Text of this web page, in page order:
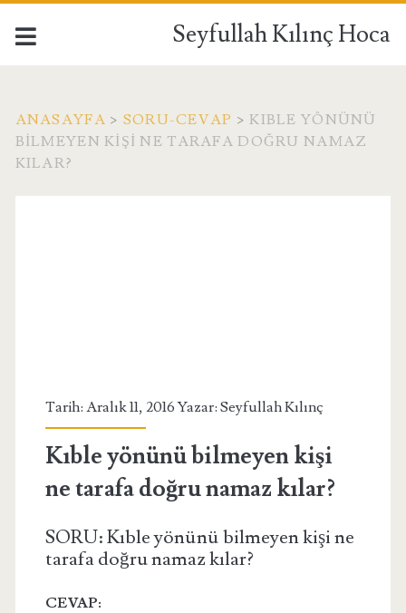
Seyfullah Kılınç Hoca
ANASAYFA > SORU-CEVAP > KIBLE YÖNÜNÜ
BILMEYEN KIŞI NE TARAFA DOĞRU NAMAZ
KILAR?
Tarih: Aralık 11, 2016 Yazar: Seyfullah Kılınç
Kıble yönünü bilmeyen kişi
ne tarafa doğru namaz kılar?
SORU: Kıble yönünü bilmeyen kişi ne
tarafa doğru namaz kılar?
CEVAP: